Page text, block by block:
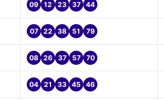
09 12 23 37 44
07 22 38 51 79
08 26 37 57 70
04 21 33 45 46